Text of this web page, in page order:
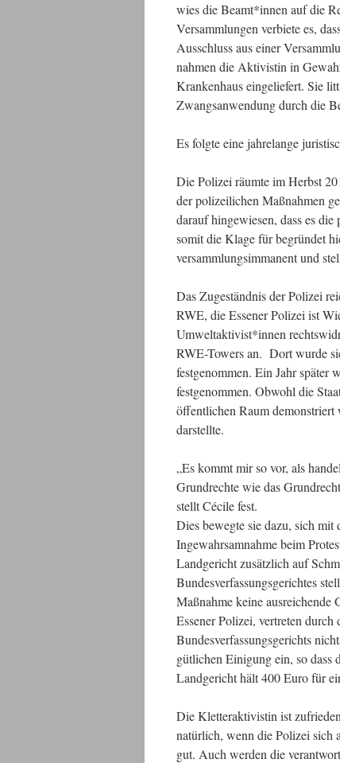
wies die Beamt*innen auf die
Versammlungen verbiete es,
Ausschluss aus einer
nahmen die Aktivistin in
Krankenhaus eingeliefert. Sie
Zwangsanwendung durch die
Es folgte eine jahrelange
Die Polizei räumte im Herbst
der polizeilichen Maßnahmen
darauf hingewiesen, dass es
somit die Klage für begründet
versammlungsimmanent und
Das Zugeständnis der Polizei
RWE, die Essener Polizei ist
Umweltaktivist*innen
RWE-Towers an. Dort wurde
festgenommen. Ein Jahr später
festgenommen. Obwohl die
öffentlichen Raum demonstriert
darstellte.
„Es kommt mir so vor, als
Grundrechte wie das
stellt Cécile fest.
Dies bewegte sie dazu, sich
Ingewahrsamnahme beim
Landgericht zusätzlich auf
Bundesverfassungsgerichtes
Maßnahme keine ausreichende
Essener Polizei, vertreten
Bundesverfassungsgerichts
gütlichen Einigung ein, so dass
Landgericht hält 400 Euro für
Die Kletteraktivistin ist
natürlich, wenn die Polizei sich
gut. Auch werden die